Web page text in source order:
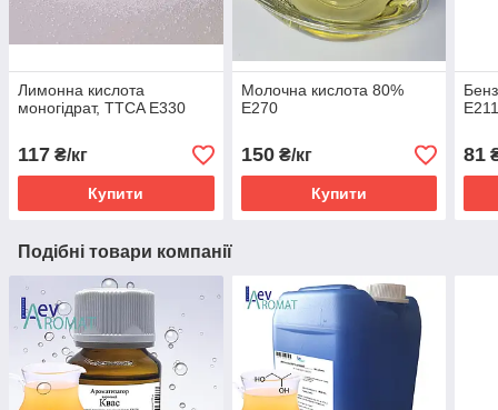
Лимонна кислота
моногідрат, TTCA Е330
117 ₴/кг
Купити
Молочна кислота 80%
Е270
150₴/кг
Купити
81
Подібні товари компанії